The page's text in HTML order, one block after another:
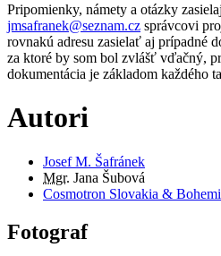
Pripomienky, námety a otázky
jmsafranek@seznam.cz správcovi
rovnakú adresu zasielať aj prípadné
za ktoré by som bol zvlášť vďačný,
dokumentácia je základom každého
Autori
Josef M. Šafránek
Mgr. Jana Šubová
Cosmotron Slovakia &
Fotograf